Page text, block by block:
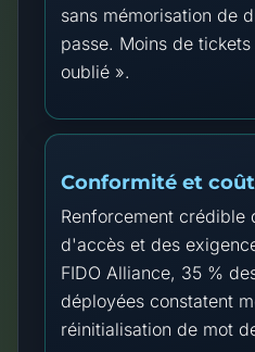
sans mémorisation de
passe. Moins de
oublié ».
Conformité et coût
Renforcement crédible
d'accès et des
FIDO Alliance, 35 %
déployées constatent
réinitialisation de mot